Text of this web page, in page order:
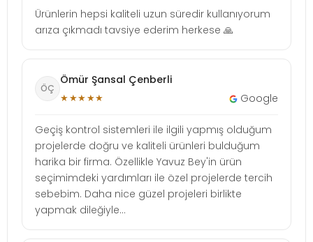
Ürünlerin hepsi kaliteli uzun süredir kullanıyorum
arıza çıkmadı tavsiye ederim herkese 🙏
ÖÇ
Ömür Şansal Çenberli
★★★★★ Google
Geçiş kontrol sistemleri ile ilgili yapmış olduğum
projelerde doğru ve kaliteli ürünleri bulduğum
harika bir firma. Özellikle Yavuz Bey'in ürün
seçimimdeki yardımları ile özel projelerde tercih
sebebim. Daha nice güzel projeleri birlikte
yapmak dileğiyle...